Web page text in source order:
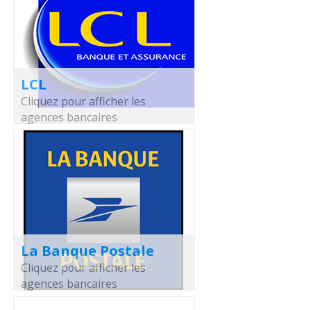
LCL
Cliquez pour afficher les
agences bancaires
La Banque Postale
Cliquez pour afficher les
agences bancaires